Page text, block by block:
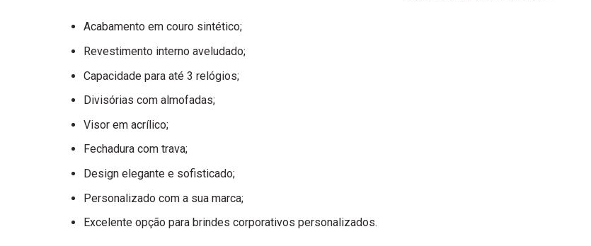
Acabamento em couro sintético;
Revestimento interno aveludado;
Capacidade para até 3 relógios;
Divisórias com almofadas;
Visor em acrílico;
Fechadura com trava;
Design elegante e sofisticado;
Personalizado com a sua marca;
Excelente opção para brindes corporativos personalizados.